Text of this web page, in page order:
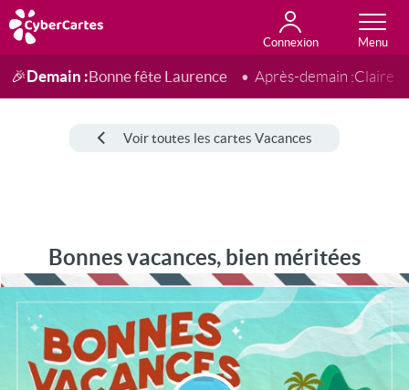
Connexion
Anniversaire
Fête du jour
Amour
Amitié
Merci
Toutes les cartes
🎉Demain :Bonne fête Laurence Après-demain :Claire
Voir toutes les cartes Vacances
Bonnes vacances, bien méritées